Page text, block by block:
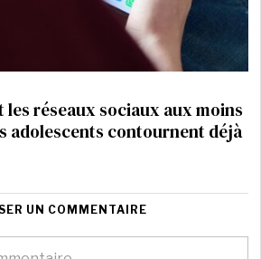
les réseaux sociaux aux moins
adolescents contournent déjà
UN COMMENTAIRE